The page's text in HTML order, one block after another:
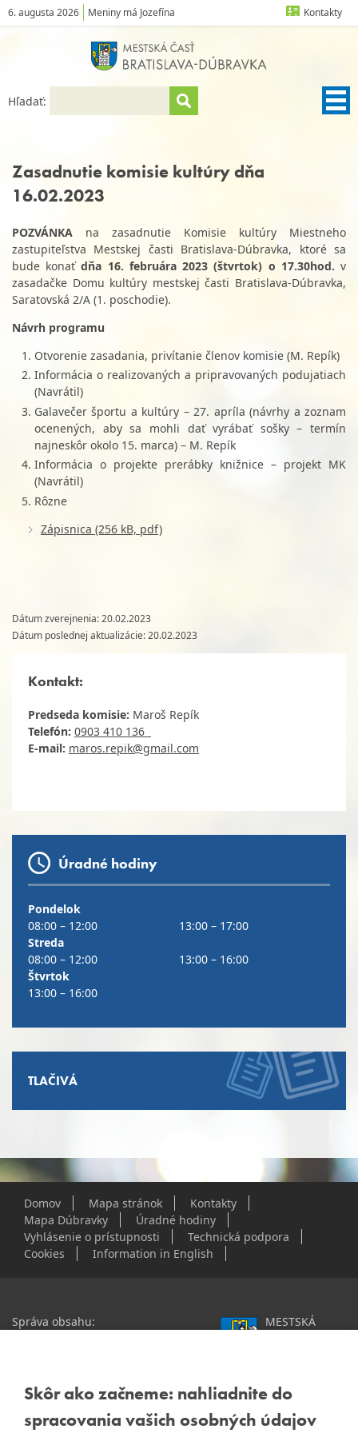
Skôr ako začneme: nahliadnite do
spracovania vašich osobných údajov
6. augusta 2026 Meniny má Jozefína Kontakty
Hľadať:
Zasadnutie komisie kultúry dňa
16.02.2023
POZVÁNKA na zasadnutie Komisie kultúry Miestneho
zastupiteľstva Mestskej časti Bratislava-Dúbravka, ktoré sa
bude konaťdňa 16. februára 2023 (štvrtok) o 17.30hod. v
zasadačke Domu kultúry mestskej časti Bratislava-Dúbravka,
Saratovská 2/A (1. poschodie).
Návrh programu
Otvorenie zasadania, privítanie členov komisie (M. Repík)
Informácia o realizovaných a pripravovaných podujatiach
(Navrátil)
Galavečer športu a kultúry – 27. apríla (návrhy a zoznam
ocenených, aby sa mohli dať vyrábať sošky – termín
najneskôr okolo 15. marca) – M. Repík
Informácia o projekte prerábky knižnice – projekt MK
(Navrátil)
Rôzne
Zápisnica (256 kB, pdf)
Dátum zverejnenia: 20.02.2023
Dátum poslednej aktualizácie: 20.02.2023
Kontakt:
Predseda komisie: Maroš Repík
Telefón: 0903 410 136
E-mail: maros.repik@gmail.com
Úradné hodiny
Pondelok
08:00 – 12:00
13:00 – 17:00
Streda
08:00 – 12:00
13:00 – 16:00
Štvrtok
13:00 – 16:00
TLAČIVÁ
Domov Mapa stránok
Kontakty
Mapa Dúbravky
Úradné hodiny
Vyhlásenie o prístupnosti
Technická podpora
Cookies
Information in English
Správa obsahu:
Staršie informácie a dokumenty
starej stránke Dúbravky
MESTSKÁ
Žatevná 2, 844 02